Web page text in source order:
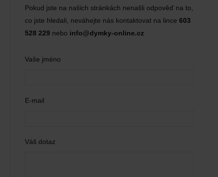
Pokud jste na našich stránkách nenašli odpověď na to,
co jste hledali, neváhejte nás kontaktovat na lince 603
528 229 nebo info@dymky-online.cz
Vaše jméno
E-mail
Váš dotaz